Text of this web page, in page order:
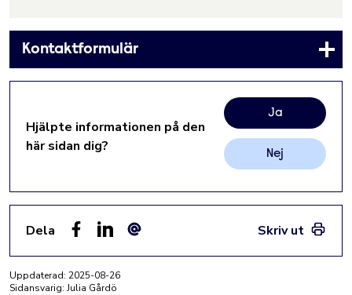
Kontaktformulär
Hjälpte informationen på den
här sidan dig?
Ja
Nej
Dela
Skriv ut
Uppdaterad: 2025-08-26
Sidansvarig: Julia Gårdö